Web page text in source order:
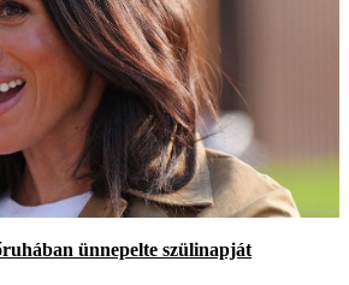
ünnepelte szülinapját